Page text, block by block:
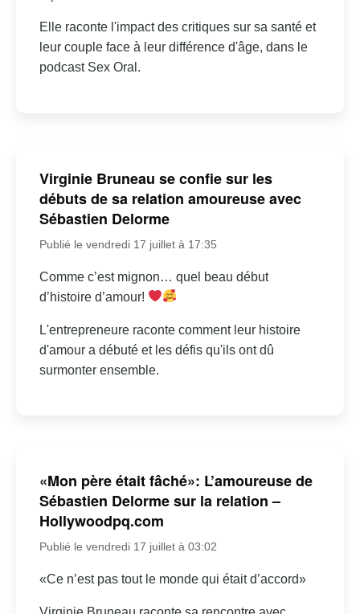
Elle raconte l'impact des critiques sur sa santé et
leur couple face à leur différence d'âge, dans le
podcast Sex Oral.
Virginie Bruneau se confie sur les
débuts de sa relation amoureuse avec
Sébastien Delorme
Publié le vendredi 17 juillet à 17:35
Comme c’est mignon… quel beau début
d’histoire d’amour!
L'entrepreneure raconte comment leur histoire
d'amour a débuté et les défis qu'ils ont dû
surmonter ensemble.
«Mon père était fâché»: L’amoureuse de
Sébastien Delorme sur la relation –
Hollywoodpq.com
Publié le vendredi 17 juillet à 03:02
«Ce n’est pas tout le monde qui était d’accord»